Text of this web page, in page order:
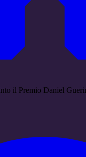
il Premio Daniel